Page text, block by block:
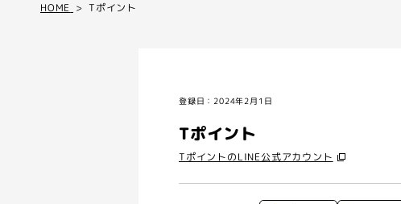
HOME Tポイント
登録日：2024年2月1日
Tポイント
TポイントのLINE公式アカウント